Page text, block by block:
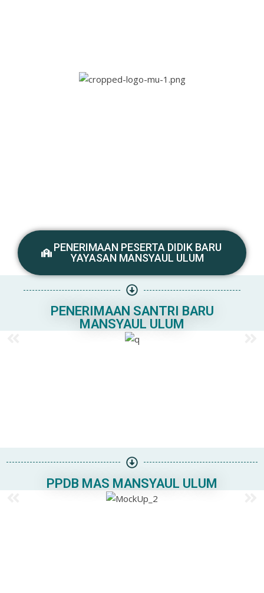
PENERIMAAN PESERTA DIDIK BARU
YAYASAN MANSYAUL ULUM
PENERIMAAN SANTRI BARU
MANSYAUL ULUM
PPDB MAS MANSYAUL ULUM